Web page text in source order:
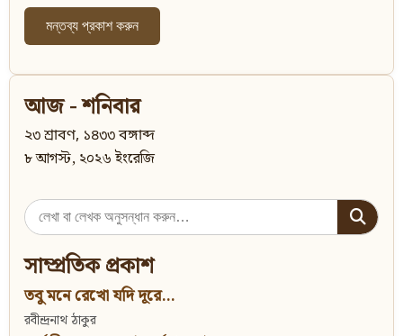
আজ - শনিবার
২৩ শ্রাবণ, ১৪৩৩ বঙ্গাব্দ
৮ আগস্ট, ২০২৬ ইংরেজি
Search
for:
সাম্প্রতিক প্রকাশ
তবু মনে রেখো যদি দূরে...
রবীন্দ্রনাথ ঠাকুর